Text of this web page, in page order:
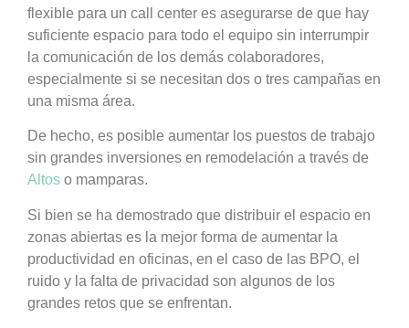
flexible para un call center es asegurarse de que hay
suficiente espacio para todo el equipo sin interrumpir
la comunicación de los demás colaboradores,
especialmente si se necesitan dos o tres campañas en
una misma área.
De hecho, es posible aumentar los puestos de trabajo
sin grandes inversiones en remodelación a través de
Altos o mamparas.
Si bien se ha demostrado que distribuir el espacio en
zonas abiertas es la mejor forma de aumentar la
productividad en oficinas, en el caso de las BPO, el
ruido y la falta de privacidad son algunos de los
grandes retos que se enfrentan.